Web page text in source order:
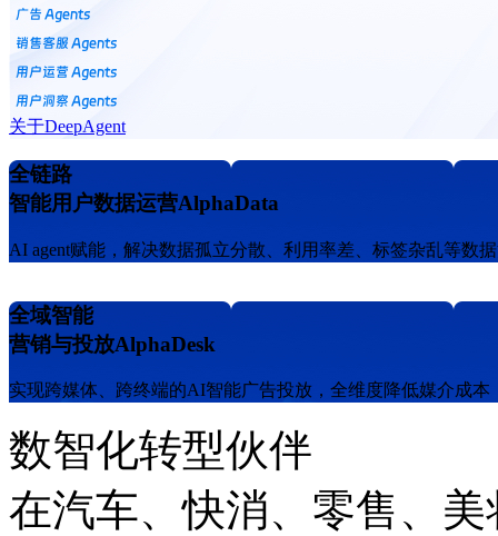
关于DeepAgent
全链路
智能用户数据运营AlphaData
AI agent赋能，解决数据孤立分散、利用率差、标签杂乱
全域智能
营销与投放AlphaDesk
实现跨媒体、跨终端的AI智能广告投放，全维度降低媒介成本
数智化转型伙伴
在汽车、快消、零售